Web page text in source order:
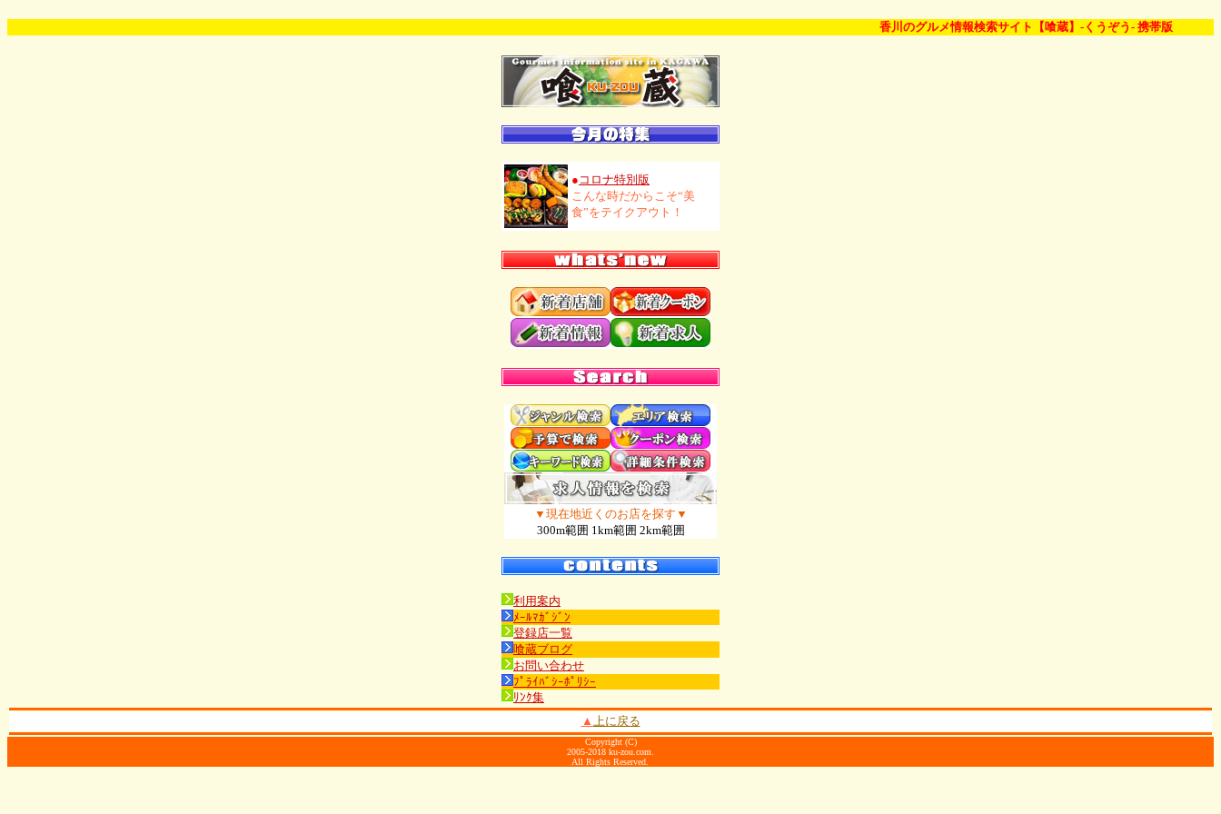
香川のグルメ情報検索サイト【喰蔵】-くうぞう- 携帯版
● コロナ特別版
こんな時だからこそ“美
食”をテイクアウト！
▼現在地近くのお店を探す▼
300m範囲 1km範囲 2km範囲
利用案内
ﾒｰﾙﾏｶﾞｼﾞﾝ
登録店一覧
喰蔵ブログ
お問い合わせ
ﾌﾟﾗｲﾊﾞｼｰﾎﾟﾘｼｰ
ﾘﾝｸ集
▲ 上に戻る
Copyright (C)
2005-2018 ku-zou.com.
All Rights Reserved.